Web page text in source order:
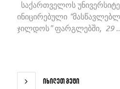
საქართველოს
ინიცირებული
ჯილდოს" ფარგლებში, 29
იხილეთ მეტი